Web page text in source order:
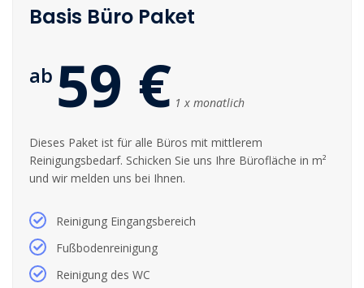
Basis Büro Paket
ab 59 € 1 x monatlich
Dieses Paket ist für alle Büros mit mittlerem
Reinigungsbedarf. Schicken Sie uns Ihre Bürofläche in m²
und wir melden uns bei Ihnen.
Reinigung Eingangsbereich
Fußbodenreinigung
Reinigung des WC